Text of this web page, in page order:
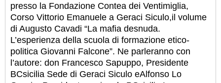
presso la Fondazione Contea dei Ventimiglia,
Corso Vittorio Emanuele a Geraci Siculo,il volume
di Augusto Cavadi “La mafia desnuda.
L’esperienza della scuola di formazione etico-
politica Giovanni Falcone”. Ne parleranno con
l’autore: don Francesco Sapuppo, Presidente
BCsicilia Sede di Geraci Siculo eAlfonso Lo